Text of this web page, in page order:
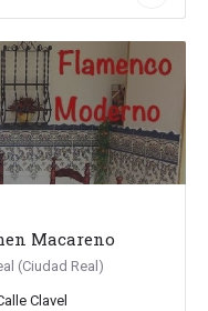
Macareno
(Ciudad Real)
Clavel